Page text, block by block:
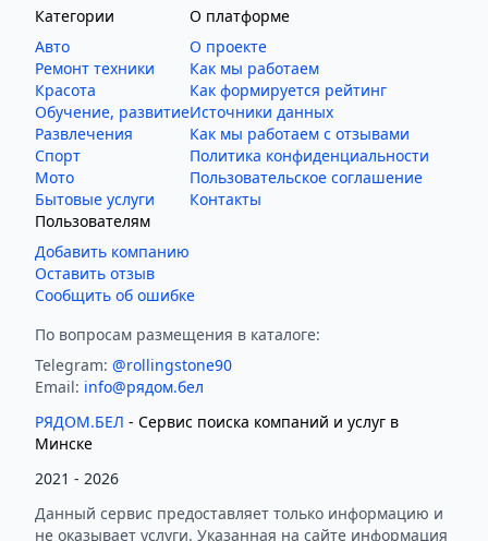
Категории
Авто
Ремонт техники
Красота
Обучение, развитие
Развлечения
Спорт
Мото
Бытовые услуги
О платформе
О проекте
Как мы работаем
Как формируется рейтинг
Источники данных
Как мы работаем с отзывами
Политика конфиденциальности
Пользовательское соглашение
Контакты
Пользователям
Добавить компанию
Оставить отзыв
Сообщить об ошибке
По вопросам размещения в каталоге:
Telegram: @rollingstone90
Email: info@рядом.бел
РЯДОМ.БЕЛ - Cервис поиска компаний и услуг в
Минске
2021 - 2026
Данный сервис предоставляет только информацию и
не оказывает услуги. Указанная на сайте информация